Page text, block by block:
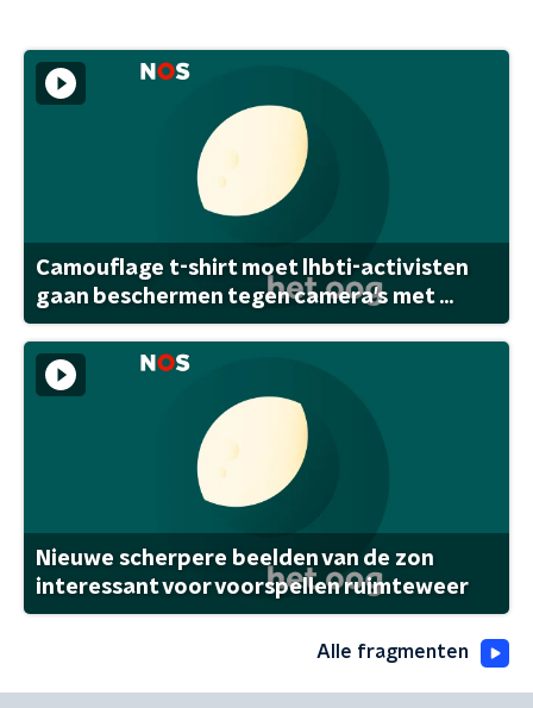
Camouflage t-shirt moet lhbti-activisten
gaan beschermen tegen camera's met ...
Nieuwe scherpere beelden van de zon
interessant voor voorspellen ruimteweer
Alle fragmenten